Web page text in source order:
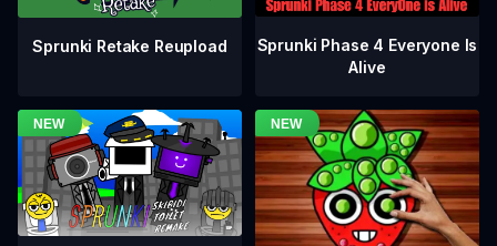
Sprunki Retake Reupload
Sprunki Phase 4 Everyone Is
Alive